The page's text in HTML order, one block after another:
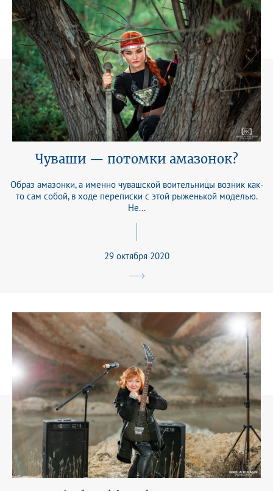
Чуваши — потомки амазонок?
Образ амазонки, а именно чувашской воительницы возник как-
то сам собой, в ходе переписки с этой рыженькой моделью.
Не...
29 октября 2020